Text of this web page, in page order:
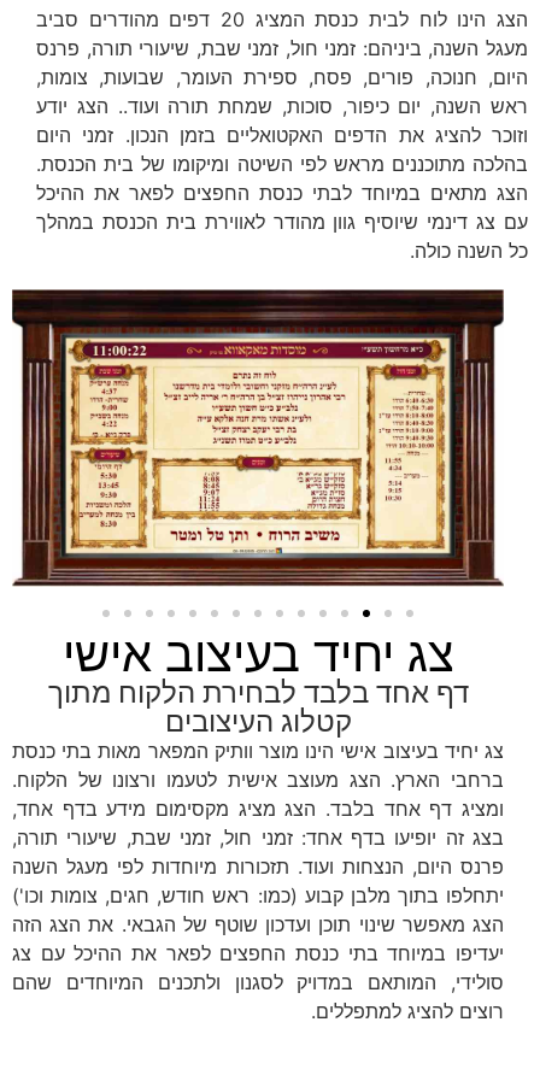
הצג הינו לוח לבית כנסת המציג 20 דפים מהודרים סביב
מעגל השנה, ביניהם: זמני חול, זמני שבת, שיעורי תורה, פרנס
היום, חנוכה, פורים, פסח, ספירת העומר, שבועות, צומות,
ראש השנה, יום כיפור, סוכות, שמחת תורה ועוד.. הצג יודע
וזוכר להציג את הדפים האקטואליים בזמן הנכון. זמני היום
בהלכה מתוכננים מראש לפי השיטה ומיקומו של בית הכנסת.
הצג מתאים במיוחד לבתי כנסת החפצים לפאר את ההיכל
עם צג דינמי שיוסיף גוון מהודר לאווירת בית הכנסת במהלך
כל השנה כולה.
צג יחיד בעיצוב אישי
דף אחד בלבד לבחירת הלקוח מתוך
קטלוג העיצובים
צג יחיד בעיצוב אישי הינו מוצר וותיק המפאר מאות בתי כנסת
ברחבי הארץ. הצג מעוצב אישית לטעמו ורצונו של הלקוח.
ומציג דף אחד בלבד. הצג מציג מקסימום מידע בדף אחד,
בצג זה יופיעו בדף אחד: זמני חול, זמני שבת, שיעורי תורה,
פרנס היום, הנצחות ועוד. תזכורות מיוחדות לפי מעגל השנה
יתחלפו בתוך מלבן קבוע (כמו: ראש חודש, חגים, צומות וכו')
הצג מאפשר שינוי תוכן ועדכון שוטף של הגבאי. את הצג הזה
יעדיפו במיוחד בתי כנסת החפצים לפאר את ההיכל עם צג
סולידי, המותאם במדויק לסגנון ולתכנים המיוחדים שהם
רוצים להציג למתפללים.